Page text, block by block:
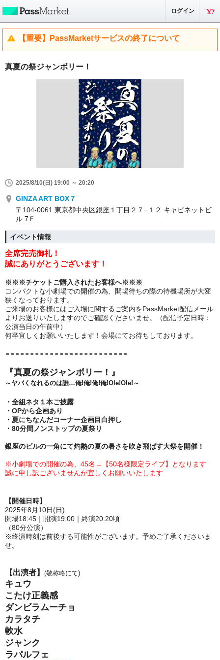
ログイン
【重要】PassMarketサービスの終了について
真夏の祭ジャンボリー！
2025/8/10(日) 19:00 ～ 20:20
GINZA ART BOX７
〒104-0061 東京都中央区銀座１丁目２７−１２ キャビネットビ
ル 7Ｆ
イベント情報
全席完売御礼！
誠にありがとうございます！
※※※チケットご購入されたお客様へ※※※
コンパクトな小劇場での開催の為、開場待ちの際の待機場所が大変
狭くなっております。
ご来場のお客様にはご入場に関するご案内をPassMarket配信メール
よりお送りいたしますのでご確認くださいませ。（配信予定日時：
公演当日の午前中）
何卒宜しくお願いいたします！会場にてお待ちしております。
＝＝＝＝＝＝＝＝＝＝＝＝＝＝＝＝＝＝＝＝＝＝＝＝＝
『真夏の祭ジャンボリー！』
～ヤバくなれるのは誰…俺!俺!俺!俺!Ole!Ole!～
・全組ネタ１本ご披露
・OPから企画あり
・夏にちなんだコーナー企画目白押し
・80分間ノンストップの夏祭り
銀座のビルの一角にて灼熱の夏の暑さを吹き飛ばす大祭を開催！
※小劇場での開催の為、45名→【50名様限定ライブ】となります
誠に申し訳ございませんが宜しくお願いいたします
【開催日時】
2025年8月10日(日)
開場18:45｜開演19:00｜終演20:20頃
（80分公演）
※終演時刻は前後する可能性がございます。予めご了承くださいま
せ。
【出演者】 (敬称略にて)
キュウ
こたけ正義感
ダンビラムーチョ
カラタチ
軟水
ジャンク
ラパルフェ